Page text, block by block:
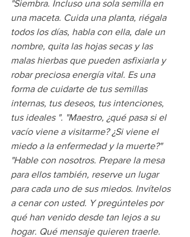
"Siembra. Incluso una sola semilla en
una maceta. Cuida una planta, riégala
todos los días, habla con ella, dale un
nombre, quita las hojas secas y las
malas hierbas que pueden asfixiarla y
robar preciosa energía vital. Es una
forma de cuidarte de tus semillas
internas, tus deseos, tus intenciones,
tus ideales ". "Maestro, ¿qué pasa si el
vacío viene a visitarme? ¿Si viene el
miedo a la enfermedad y la muerte?"
"Hable con nosotros. Prepare la mesa
para ellos también, reserve un lugar
para cada uno de sus miedos. Invítelos
a cenar con usted. Y pregúnteles por
qué han venido desde tan lejos a su
hogar. Qué mensaje quieren traerle.